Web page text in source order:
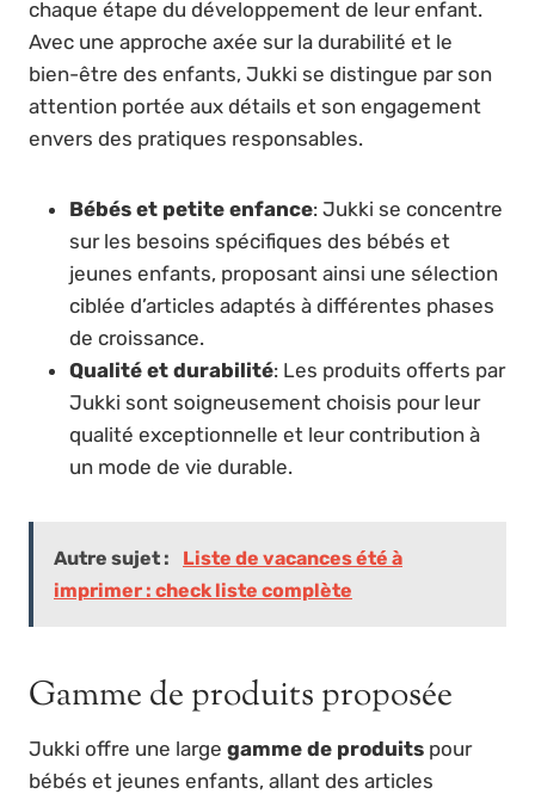
chaque étape du développement de leur enfant.
Avec une approche axée sur la durabilité et le
bien-être des enfants, Jukki se distingue par son
attention portée aux détails et son engagement
envers des pratiques responsables.
Bébés et petite enfance: Jukki se concentre
sur les besoins spécifiques des bébés et
jeunes enfants, proposant ainsi une sélection
ciblée d’articles adaptés à différentes phases
de croissance.
Qualité et durabilité: Les produits offerts par
Jukki sont soigneusement choisis pour leur
qualité exceptionnelle et leur contribution à
un mode de vie durable.
Autre sujet :
Liste de vacances été à
imprimer : check liste complète
Gamme de produits proposée
Jukki offre une large gamme de produits pour
bébés et jeunes enfants, allant des articles